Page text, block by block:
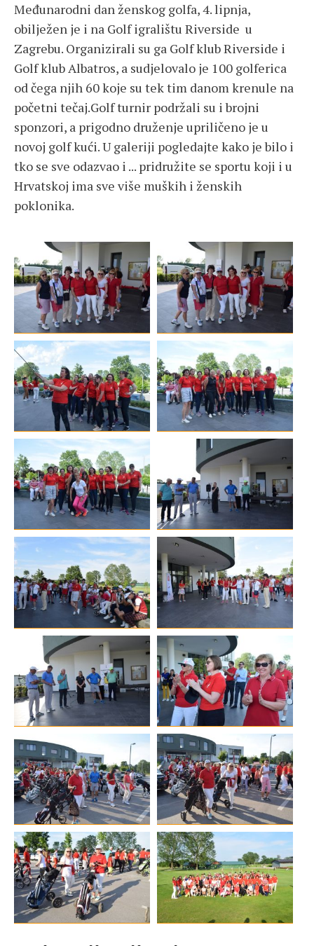
Međunarodni dan ženskog golfa, 4. lipnja,
obilježen je i na Golf igralištu Riverside u
Zagrebu. Organizirali su ga Golf klub Riverside i
Golf klub Albatros, a sudjelovalo je 100 golferica
od čega njih 60 koje su tek tim danom krenule na
početni tečaj.Golf turnir podržali su i brojni
sponzori, a prigodno druženje upriličeno je u
novoj golf kući. U galeriji pogledajte kako je bilo i
tko se sve odazvao i ... pridružite se sportu koji i u
Hrvatskoj ima sve više muških i ženskih
poklonika.